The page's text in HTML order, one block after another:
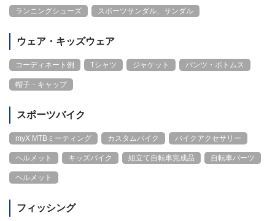
ランニングシューズ スポーツサンダル、サンダル
ウェア・キッズウェア
コーディネート例 Tシャツ ジャケット パンツ・ボトムス
帽子・キャップ
スポーツバイク
myX MTBミーティング カスタムバイク バイクアクセサリー
ヘルメット キッズバイク 組立て自転車完成品 自転車パーツ
ヘルメット
フィッシング